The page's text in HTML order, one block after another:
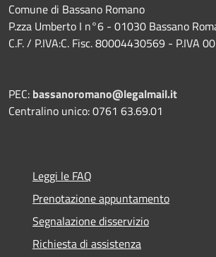
Comune di Bassano Romano
P.zza Umberto I n°6 - 01030 Bassano
C.F. / P.IVA:C. Fisc. 80004430569 - P.IVA
PEC: bassanoromano@legalmail.it
Centralino unico: 0761 63.69.01
Leggi le FAQ
Prenotazione appuntamento
Segnalazione disservizio
Richiesta di assistenza